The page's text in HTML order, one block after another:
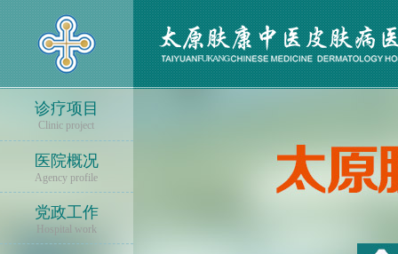
诊疗项目
Clinic project
医院概况
Agency profile
党政工作
Hospital work